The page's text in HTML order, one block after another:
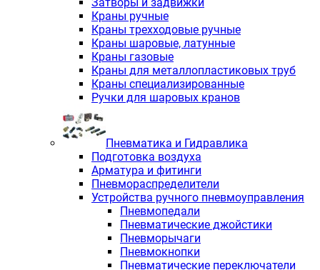
Краны ручные
Краны трехходовые ручные
Краны шаровые, латунные
Краны газовые
Краны для металлопластиковых труб
Краны специализированные
Ручки для шаровых кранов
Пневматика и Гидравлика
Подготовка воздуха
Арматура и фитинги
Пневмораспределители
Устройства ручного пневмоуправления
Пневмопедали
Пневматические джойстики
Пневморычаги
Пневмокнопки
Пневматические переключатели